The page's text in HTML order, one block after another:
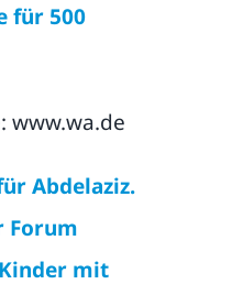
für 500
www.wa.de
Abdelaziz.
Forum
mit